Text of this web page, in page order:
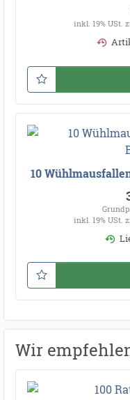
inkl. 19% USt.
10
inkl. 19% USt.
Wir